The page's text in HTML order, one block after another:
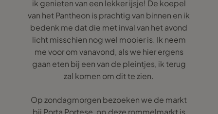
ik genieten van een lekker ijsje! De koepel
van het Pantheon is prachtig van binnen en ik
bedenk me dat die met inval van het avond
licht misschien nog wel mooier is. Ik neem
me voor om vanavond, als we hier ergens
gaan eten bij een van de pleintjes, ik terug
zal komen om dit te zien.
Op zondagmorgen bezoeken we de markt
bij Porta Portese, op deze rommelmarkt is